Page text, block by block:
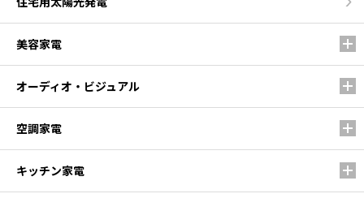
美容家電
オーディオ・ビジュアル
空調家電
キッチン家電